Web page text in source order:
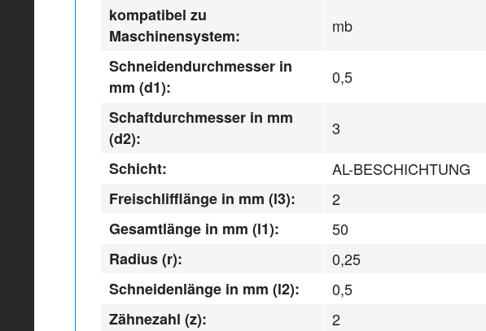
kompatibel zu
Maschinensystem:
mb
Schneidendurchmesser in
mm (d1):
0,5
Schaftdurchmesser in mm
(d2):
3
Schicht:
AL-BESCHICHTUNG
Freischlifflänge in mm (l3):
2
Gesamtlänge in mm (l1):
50
Radius (r):
0,25
Schneidenlänge in mm (l2):
0,5
Zähnezahl (z):
2